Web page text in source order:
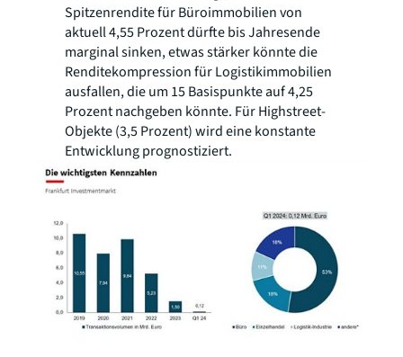
Spitzenrendite für Büroimmobilien von
aktuell 4,55 Prozent dürfte bis Jahresende
marginal sinken, etwas stärker könnte die
Renditekompression für Logistikimmobilien
ausfallen, die um 15 Basispunkte auf 4,25
Prozent nachgeben könnte. Für Highstreet-
Objekte (3,5 Prozent) wird eine konstante
Entwicklung prognostiziert.